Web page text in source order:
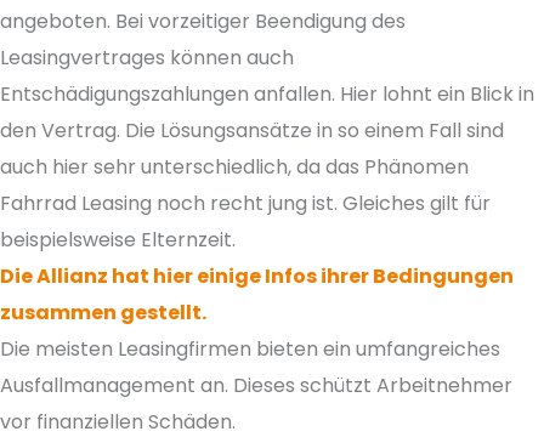
angeboten. Bei vorzeitiger Beendigung des
Leasingvertrages können auch
Entschädigungszahlungen anfallen. Hier lohnt ein Blick in
den Vertrag. Die Lösungsansätze in so einem Fall sind
auch hier sehr unterschiedlich, da das Phänomen
Fahrrad Leasing noch recht jung ist. Gleiches gilt für
beispielsweise Elternzeit.
Die Allianz hat hier einige Infos ihrer Bedingungen
zusammen gestellt.
Die meisten Leasingfirmen bieten ein umfangreiches
Ausfallmanagement an. Dieses schützt Arbeitnehmer
vor finanziellen Schäden.